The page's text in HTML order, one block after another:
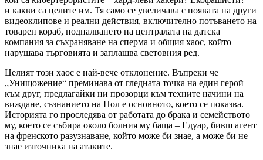
и какви са целите им. Тя само се увеличава с появата на други
видеоклипове и реални действия, включително потъването на
товарен кораб, подпалването на централата на датска
компания за съхраняване на сперма и общия хаос, който
нарушава търговията и заплашва световния ред.
Целият този хаос е най-вече отклонение. Въпреки че
„Унищожение“ преминава от гледната точка на един герой
към друг, предлагайки ни прозорци към техните начини на
виждане, съзнанието на Пол е основното, което се показва.
Историята го проследява от работата до брака и семейството
му, което се събира около болния му баща – Едуар, бивш агент
на френското разузнаване, който може би знае, а може би не
знае източника на атаките.